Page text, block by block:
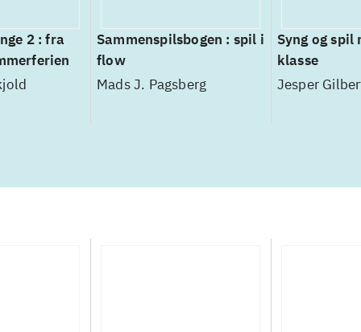
2 : fra
Sammenspilsbogen : spil i
flow
Mads J. Pagsberg
Syng og spil
klasse
Jesper